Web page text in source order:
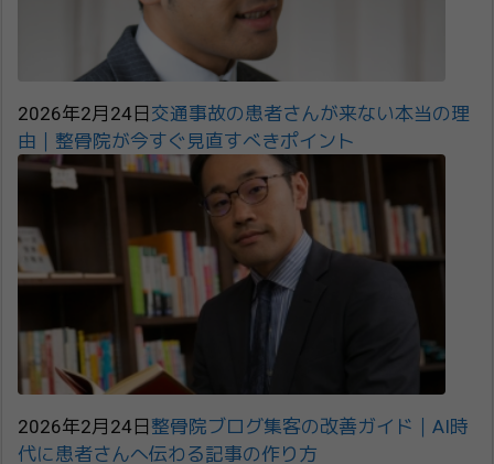
2026年2月24日 交通事故の患者さんが来ない本当の理
由｜整骨院が今すぐ見直すべきポイント
2026年2月24日 整骨院ブログ集客の改善ガイド｜AI時
代に患者さんへ伝わる記事の作り方